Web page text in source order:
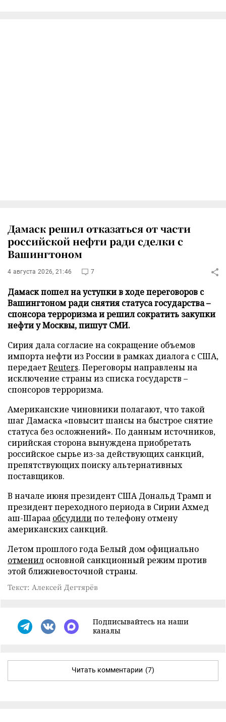
Дамаск решил отказаться от части
российской нефти ради сделки с
Вашингтоном
4 августа 2026, 21:46 7
Дамаск пошел на уступки в ходе переговоров с
Вашингтоном ради снятия статуса государства –
спонсора терроризма и решил сократить закупки
нефти у Москвы, пишут СМИ.
Сирия дала согласие на сокращение объемов
импорта нефти из России в рамках диалога с США,
передаетReuters. Переговоры направлены на
исключение страны из списка государств –
спонсоров терроризма.
Американские чиновники полагают, что такой
шаг Дамаска «повысит шансы на быстрое снятие
статуса без осложнений». По данным источников,
сирийская сторона вынуждена приобретать
российское сырье из-за действующих санкций,
препятствующих поиску альтернативных
поставщиков.
В начале июня президент США Дональд Трамп и
президент переходного периода в Сирии Ахмед
аш-Шараа обсудилипо телефону отмену
американских санкций.
Летом прошлого года Белый дом официально
отменил основной санкционный режим против
этой ближневосточной страны.
Текст: Алексей Дегтярёв
Подписывайтесь на наши
каналы
Читать комментарии (7)